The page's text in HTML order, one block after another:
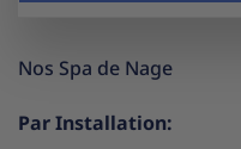
Nos Spa de Nage
Par Installation: